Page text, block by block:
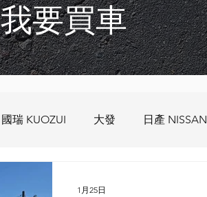
我要買車
國瑞 KUOZUI 大發 日產 NISSAN
1月25日